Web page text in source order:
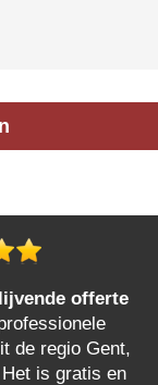
offerte
de regio Gent,
is gratis en